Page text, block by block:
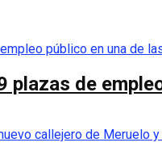
plazas de